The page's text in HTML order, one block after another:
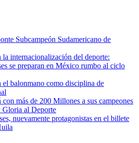
Subcampeón Sudamericano de
internacionalización del deporte:
se preparan en México rumbo al ciclo
balonmano como disciplina de
más de 200 Millones a sus campeones
Gloria al Deporte
nuevamente protagonistas en el billete